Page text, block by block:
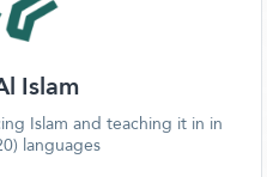
Islam
Islam and teaching it in in
languages